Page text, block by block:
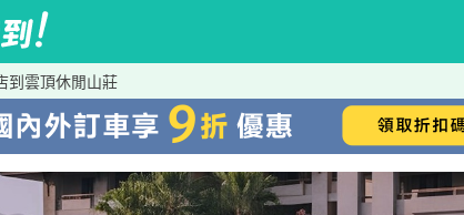
到雲頂休閒山莊